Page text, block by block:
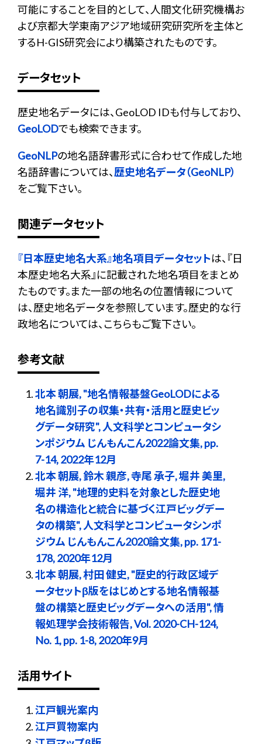
可能にすることを目的として、人間文化研究機構お
よび京都大学東南アジア地域研究研究所を主体と
するH-GIS研究会により構築されたものです。
データセット
歴史地名データには、GeoLOD IDも付与しており、
GeoLODでも検索できます。
GeoNLPの地名語辞書形式に合わせて作成した地
名語辞書については、歴史地名データ（GeoNLP）
をご覧下さい。
関連データセット
『日本歴史地名大系』地名項目データセットは、『日
本歴史地名大系』に記載された地名項目をまとめ
たものです。また一部の地名の位置情報について
は、歴史地名データを参照しています。歴史的な行
政地名については、こちらもご覧下さい。
参考文献
北本 朝展, "地名情報基盤GeoLODによる
地名識別子の収集・共有・活用と歴史ビッ
グデータ研究", 人文科学とコンピュータシ
ンポジウム じんもんこん2022論文集, pp.
7-14, 2022年12月
北本 朝展, 鈴木 親彦, 寺尾 承子, 堀井 美里,
堀井 洋, "地理的史料を対象とした歴史地
名の構造化と統合に基づく江戸ビッグデー
タの構築", 人文科学とコンピュータシンポ
ジウム じんもんこん2020論文集, pp. 171-
178, 2020年12月
北本 朝展, 村田 健史, "歴史的行政区域デ
ータセットβ版をはじめとする地名情報基
盤の構築と歴史ビッグデータへの活用", 情
報処理学会技術報告, Vol. 2020-CH-124,
No. 1, pp. 1-8, 2020年9月
活用サイト
江戸観光案内
江戸買物案内